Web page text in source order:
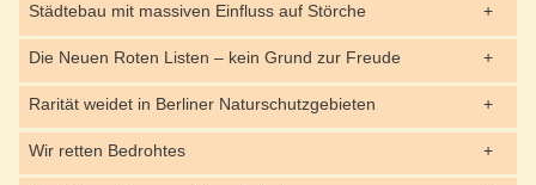
Städtebau mit massiven Einfluss auf Störche
Die Neuen Roten Listen – kein Grund zur Freude
Rarität weidet in Berliner Naturschutzgebieten
Wir retten Bedrohtes